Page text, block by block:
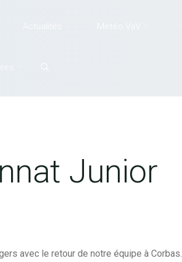
Junior
avec le retour de notre équipe à Corbas.